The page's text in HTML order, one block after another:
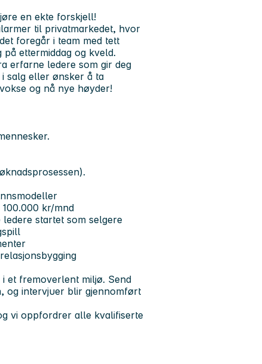
en ekte forskjell!
til privatmarkedet, hvor
foregår i team med tett
ettermiddag og kveld.
erfarne ledere som gir deg
salg eller ønsker å ta
og nå nye høyder!
kr/mnd
startet som selgere
et fremoverlent miljø. Send
og intervjuer blir gjennomført
vi oppfordrer alle kvalifiserte